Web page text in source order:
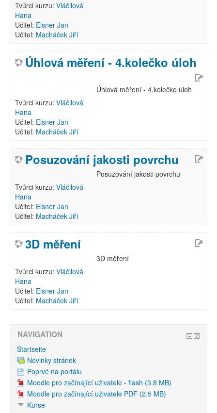
Tvůrci kurzu: Vláčilová
Hana
Učitel: Elsner Jan
Učitel: Macháček Jiří
Úhlová měření - 4.kolečko úloh
Úhlová měření - 4.kolečko úloh
Tvůrci kurzu: Vláčilová
Hana
Učitel: Elsner Jan
Učitel: Macháček Jiří
Posuzování jakosti povrchu
Posuzování jakosti povrchu
Tvůrci kurzu: Vláčilová
Hana
Učitel: Elsner Jan
Učitel: Macháček Jiří
3D měření
3D měření
Tvůrci kurzu: Vláčilová
Hana
Učitel: Elsner Jan
Učitel: Macháček Jiří
NAVIGATION
Startseite
Novinky stránek
Poprvé na portálu
Moodle pro začínající uživatele - flash (3.8 MB)
Moodle pro začínající uživatele PDF (2,5 MB)
Kurse